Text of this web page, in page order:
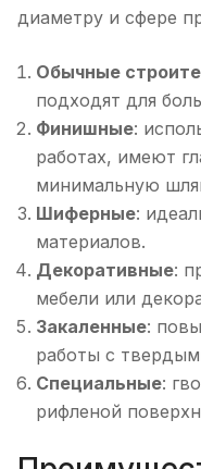
диаметру и сфере
Обычные
подходят для
Финишные:
работах, имеют
минимальную
Шиферные:
материалов.
Декоративные:
мебели или
Закаленные:
работы с
Специальные:
рифленой